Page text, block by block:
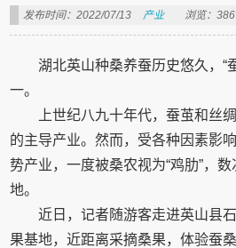
发布时间：2022/07/13 产业 浏览：386
湖北英山种桑养蚕历史悠久，“
一。
上世纪八九十年代，蚕茧和丝
的主导产业。然而，受各种因素影
势产业，一度被桑农视为“鸡肋”，
地。
近日，记者随游客走进英山县
果基地，近距离采摘桑果，体验蚕桑